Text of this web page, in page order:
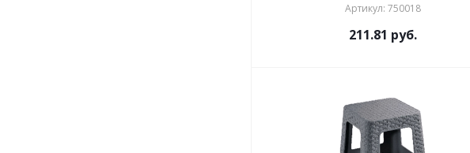
Артикул: 750018
211.81 руб.